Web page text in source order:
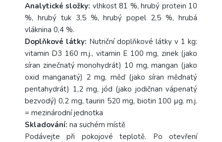
Analytické složky: vlhkost 81 %, hrubý protein 10
%, hrubý tuk 3,5 %, hrubý popel 2,5 %, hrubá
vláknina 0,4 %.
Doplňkové látky: Nutriční doplňkové látky v 1 kg:
vitamin D3 160 m.j., vitamin E 100 mg, zinek (jako
síran zinečnatý monohydrát) 10 mg, mangan (jako
oxid manganatý) 2 mg, měď (jako síran měďnatý
pentahydrát) 1,2 mg, jód (jako jodičnan vápenatý
bezvodý) 0,2 mg, taurin 520 mg, biotin 100 μg. m.j.
= mezinárodní jednotka
Skladování: na suchém místě
Podávejte při pokojové teplotě. Po otevření